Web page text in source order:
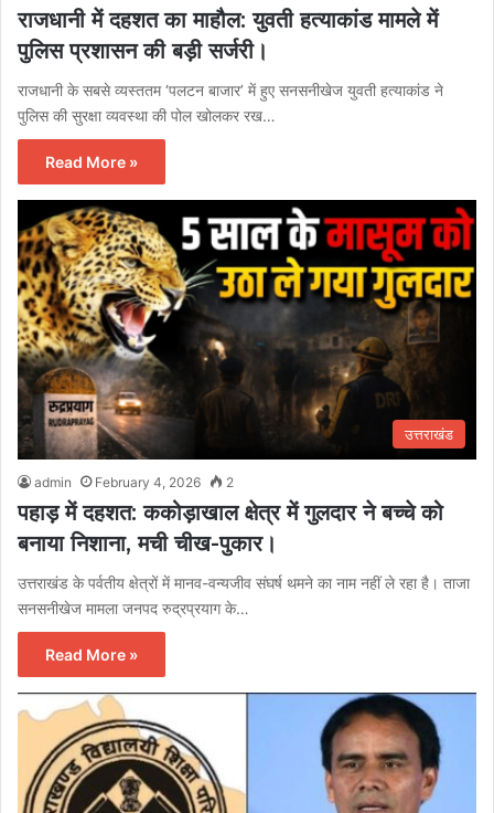
राजधानी में दहशत का माहौल: युवती हत्याकांड मामले में
पुलिस प्रशासन की बड़ी सर्जरी।
राजधानी के सबसे व्यस्ततम ‘पलटन बाजार’ में हुए सनसनीखेज युवती हत्याकांड ने
पुलिस की सुरक्षा व्यवस्था की पोल खोलकर रख…
Read More »
उत्तराखंड
admin February 4, 2026 2
पहाड़ में दहशत: ककोड़ाखाल क्षेत्र में गुलदार ने बच्चे को
बनाया निशाना, मची चीख-पुकार।
उत्तराखंड के पर्वतीय क्षेत्रों में मानव-वन्यजीव संघर्ष थमने का नाम नहीं ले रहा है। ताजा
सनसनीखेज मामला जनपद रुद्रप्रयाग के…
Read More »